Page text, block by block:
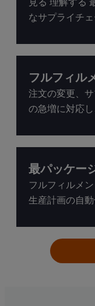
なサプライチ
フルフィル
注文の変更、
の急増に対応
最パッケー
フルフィルメ
生産計画の自